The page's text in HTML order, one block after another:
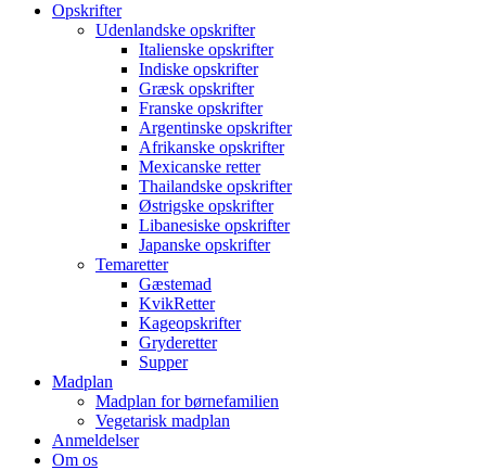
Opskrifter
Udenlandske opskrifter
Italienske opskrifter
Indiske opskrifter
Græsk opskrifter
Franske opskrifter
Argentinske opskrifter
Afrikanske opskrifter
Mexicanske retter
Thailandske opskrifter
Østrigske opskrifter
Libanesiske opskrifter
Japanske opskrifter
Temaretter
Gæstemad
KvikRetter
Kageopskrifter
Gryderetter
Supper
Madplan
Madplan for børnefamilien
Vegetarisk madplan
Anmeldelser
Om os